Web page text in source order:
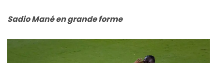
Sadio Mané en grande forme